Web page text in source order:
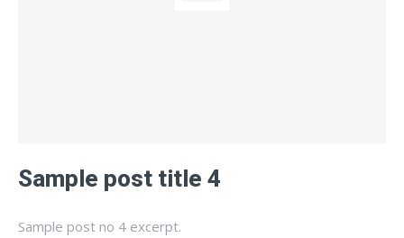
Sample post title 4
Sample post no 4 excerpt.